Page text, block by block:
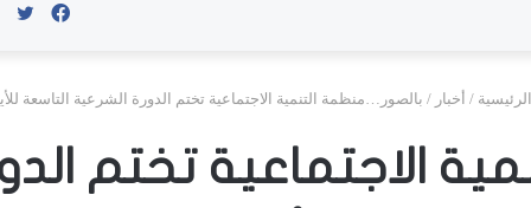
/ أخبار / بالصور…منظمة التنمية الاجتماعية تختم الدورة الشرعية التاسعة
الاجتماعية تختم